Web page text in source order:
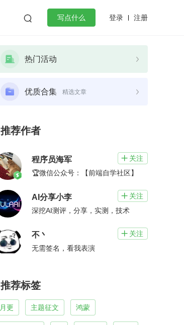
 写点什么 登录 注册
热门活动
优质合集 精选文章
推荐作者
程序员海军  关注
🏆微信公众号：【前端自学社区】
AI分享小李  关注
深挖AI测评，分享，实测，技术
不丶  关注
无需签名，看我表演
推荐标签
月更 主题征文 鸿蒙